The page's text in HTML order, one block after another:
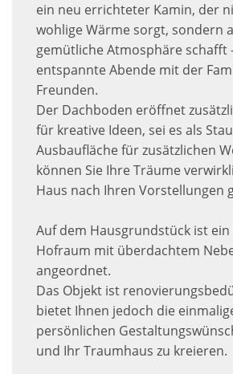
ein neu errichteter Kamin, der
wohlige Wärme sorgt, sondern
gemütliche Atmosphäre schafft
entspannte Abende mit der
Freunden.
Der Dachboden eröffnet
für kreative Ideen, sei es als
Ausbaufläche für zusätzlichen
können Sie Ihre Träume
Haus nach Ihren Vorstellungen
Auf dem Hausgrundstück ist
Hofraum mit überdachtem
angeordnet.
Das Objekt ist
bietet Ihnen jedoch die
persönlichen
und Ihr Traumhaus zu kreieren.